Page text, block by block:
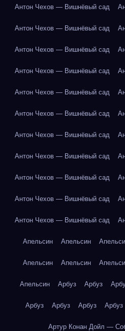
Антон Чехов — Вишнёвый сад
Антон Чехов — Вишнёвый сад
Антон Чехов — Вишнёвый сад
Антон Чехов — Вишнёвый сад
Антон Чехов — Вишнёвый сад
Антон Чехов — Вишнёвый сад
Антон Чехов — Вишнёвый сад
Антон Чехов — Вишнёвый сад
Антон Чехов — Вишнёвый сад
Антон Чехов — Вишнёвый сад
Антон Чехов — Вишнёвый сад
Апельсин Апельсин
Апельсин Апельсин
Апельсин Арбуз Арбуз
Арбуз Арбуз Арбуз Арбуз
Артур Конан Дойл —